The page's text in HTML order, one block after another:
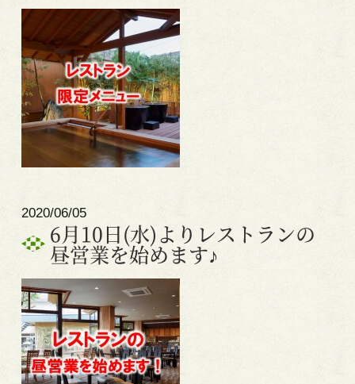
2020/06/05
6月10日(水)よりレストランの
昼営業を始めます♪